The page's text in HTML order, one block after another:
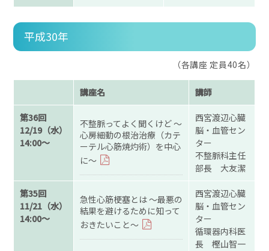
平成30年
（各講座 定員40名）
講座名 講師
第36回
12/19（水）
14:00～
不整脈ってよく聞くけど ～
心房細動の根治治療（カテ
ーテル心筋焼灼術）を中心
に～
西宮渡辺心臓
脳・血管セン
ター
不整脈科主任
部長 大友潔
第35回
11/21（水）
14:00～
急性心筋梗塞とは ～最悪の
結果を避けるために知って
おきたいこと～
西宮渡辺心臓
脳・血管セン
ター
循環器内科医
長 樫山智一